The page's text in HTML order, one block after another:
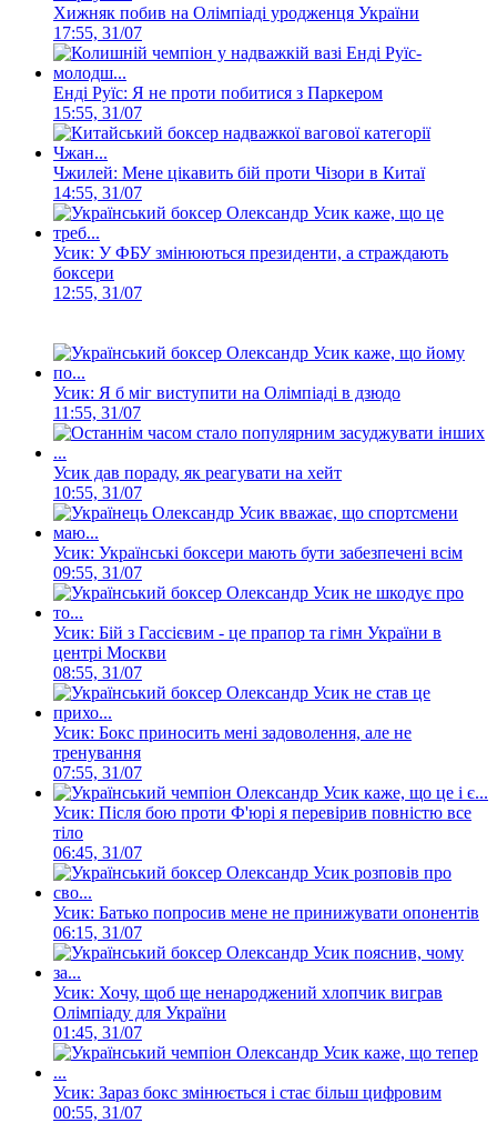
Хижняк побив на Олімпіаді уродженця України
17:55, 31/07
Енді Руїс: Я не проти побитися з Паркером
15:55, 31/07
Чжилей: Мене цікавить бій проти Чізори в Китаї
14:55, 31/07
Усик: У ФБУ змінюються президенти, а страждають
боксери
12:55, 31/07
Усик: Я б міг виступити на Олімпіаді в дзюдо
11:55, 31/07
Усик дав пораду, як реагувати на хейт
10:55, 31/07
Усик: Українські боксери мають бути забезпечені всім
09:55, 31/07
Усик: Бій з Гассієвим - це прапор та гімн України в
центрі Москви
08:55, 31/07
Усик: Бокс приносить мені задоволення, але не
тренування
07:55, 31/07
Усик: Після бою проти Ф'юрі я перевірив повністю все
тіло
06:45, 31/07
Усик: Батько попросив мене не принижувати опонентів
06:15, 31/07
Усик: Хочу, щоб ще ненароджений хлопчик виграв
Олімпіаду для України
01:45, 31/07
Усик: Зараз бокс змінюється і стає більш цифровим
00:55, 31/07